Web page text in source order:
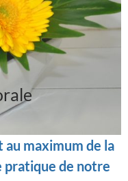
maximum de la
pratique de notre